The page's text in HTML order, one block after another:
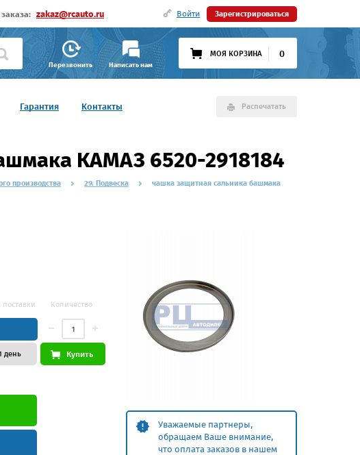
zakaz@rcauto.ru Войти Зарегистрироваться
Перезвонить Написать нам
МОЯ КОРЗИНА 0
Гарантия Контакты Распечатать
КАМАЗ 6520-2918184
производства 29. Подвеска
чашка защитная сальника башмака
Уважаемые партнеры,
обращаем Ваше внимание,
что оплата заказов в нашем
поставки Количество
день Купить